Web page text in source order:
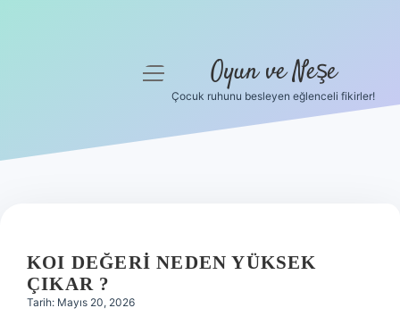
Hakkımızda
menüyü
Oyun ve Neşe
Çocuk ruhunu besleyen eğlenceli fikirler!
KOI DEĞERI NEDEN YÜKSEK
ÇIKAR ?
Tarih: Mayıs 20, 2026